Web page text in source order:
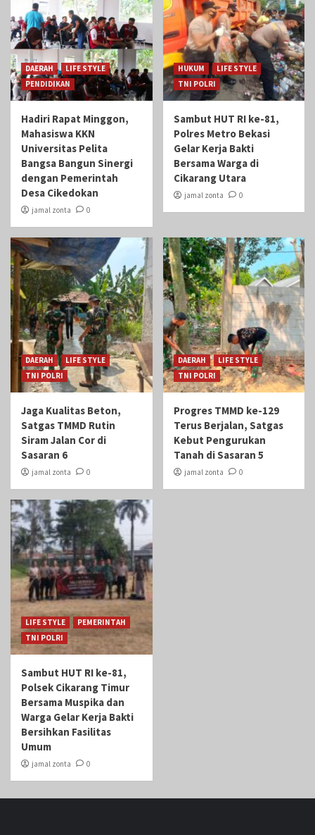
DAERAH
LIFE STYLE
PENDIDIKAN
Hadiri Rapat Minggon,
Mahasiswa KKN
Universitas Pelita
Bangsa Bangun Sinergi
dengan Pemerintah
Desa Cikedokan
jamal zonta 0
HUKUM
LIFE STYLE
TNI POLRI
Sambut HUT RI ke-81,
Polres Metro Bekasi
Gelar Kerja Bakti
Bersama Warga di
Cikarang Utara
jamal zonta 0
DAERAH
LIFE STYLE
TNI POLRI
Jaga Kualitas Beton,
Satgas TMMD Rutin
Siram Jalan Cor di
Sasaran 6
jamal zonta 0
DAERAH
LIFE STYLE
TNI POLRI
Progres TMMD ke-129
Terus Berjalan, Satgas
Kebut Pengurukan
Tanah di Sasaran 5
jamal zonta 0
LIFE STYLE
PEMERINTAH
TNI POLRI
Sambut HUT RI ke-81,
Polsek Cikarang Timur
Bersama Muspika dan
Warga Gelar Kerja Bakti
Bersihkan Fasilitas
Umum
jamal zonta 0